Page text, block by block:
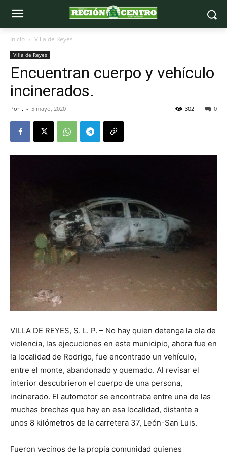
Inicio Villa de Reyes
Villa de Reyes
Encuentran cuerpo y vehículo
incinerados.
Por . - 5 mayo, 2020 0
302
VILLA DE REYES, S. L. P. – No hay quien detenga la ola de
violencia, las ejecuciones en este municipio, ahora fue en
la localidad de Rodrigo, fue encontrado un vehículo,
entre el monte, abandonado y quemado. Al revisar el
interior descubrieron el cuerpo de una persona,
incinerado. El automotor se encontraba entre una de las
muchas brechas que hay en esa localidad, distante a
unos 8 kilómetros de la carretera 37, León-San Luis.
Fueron vecinos de la propia comunidad quienes